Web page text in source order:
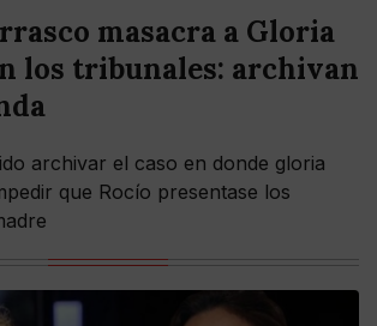
masacra a Gloria
los tribunales: archivan
archivar el caso en donde gloria
que Rocío presentase los